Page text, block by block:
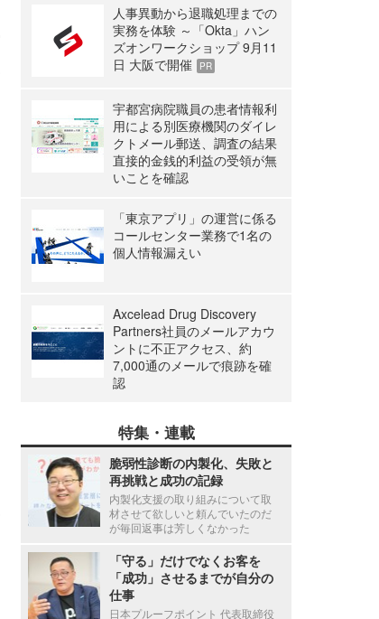
人事異動から退職処理までの
実務を体験 ～「Okta」ハン
ズオンワークショップ 9月11
日 大阪で開催
PR
宇都宮病院職員の患者情報利
用による別医療機関のダイレ
クトメール郵送、調査の結果
直接的金銭的利益の受領が無
いことを確認
「東京アプリ」の運営に係る
コールセンター業務で1名の
個人情報漏えい
Axcelead Drug Discovery
Partners社員のメールアカウ
ントに不正アクセス、約
7,000通のメールで痕跡を確
認
特集・連載
脆弱性診断の内製化、失敗と
再挑戦と成功の記録
内製化支援の取り組みについて取
材させて欲しいと頼んでいたのだ
が毎回返事は芳しくなかった
「守る」だけでなくお客を
「成功」させるまでが自分の
仕事
日本プルーフポイント 代表取締役